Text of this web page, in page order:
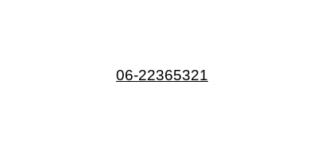
06-22365321